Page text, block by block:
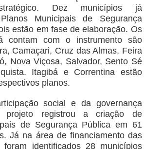
Dez municípios já
Municipais de Segurança
estão em fase de elaboração. Os
contam com o instrumento são
Camaçari, Cruz das Almas, Feira
Nova Viçosa, Salvador, Sento Sé
Itagibá e Correntina estão
planos.
social e da governança
projeto registrou a criação de
de Segurança Pública em 61
Já na área de financiamento das
foram identificados 28 municípios